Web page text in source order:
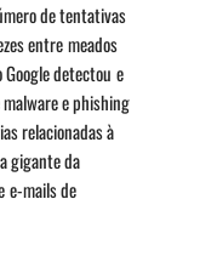
de tentativas
entre meados
detectou e
e phishing
relacionadas à
gigante da
e-mails de